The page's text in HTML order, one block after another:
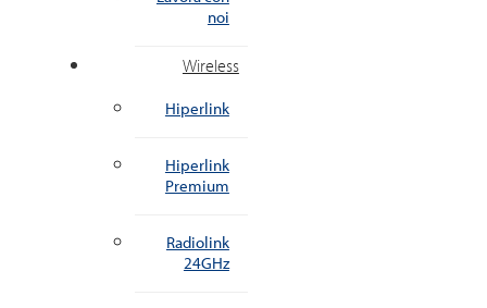
noi
Wireless
Hiperlink
Hiperlink
Premium
Radiolink
24GHz